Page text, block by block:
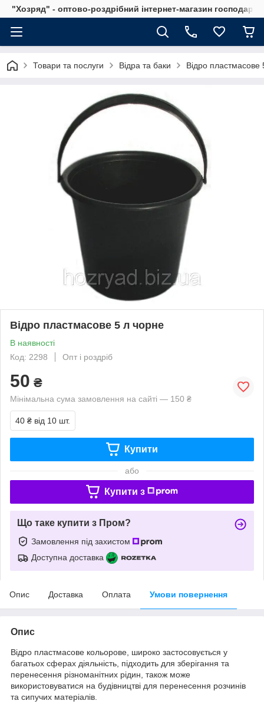
"Хозряд" - оптово-роздрібний інтернет-магазин
Товари та послуги Відра та баки Відро пластмасове
Відро пластмасове 5 л чорне
В наявності
Код: 2298
Опт і роздріб
50 ₴
Мінімальна сума замовлення на сайті — 150 ₴
40 ₴ від 10 шт.
Купити
або
Купити з
Що таке купити з Пром?
Замовлення під захистом
Доступна доставка
Опис Доставка Оплата Умови повернення
Опис
Відро пластмасове кольорове, широко застосовується у
багатьох сферах діяльність, підходить для зберігання та
перенесення різноманітних рідин, також може
використовуватися на будівництві для перенесення розчинів
та сипучих матеріалів.